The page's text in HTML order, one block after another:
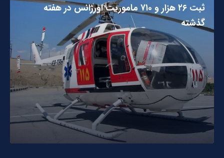
ثبت ۲۶ هزار و ۷۱۰ ماموریت اورژانس در هفته
گذشته